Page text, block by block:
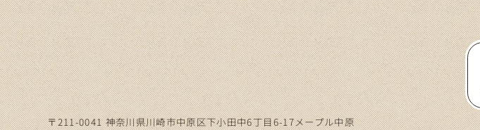
〒211-0041神奈川県川崎市中原区下小田中6丁目6-17メープル中原